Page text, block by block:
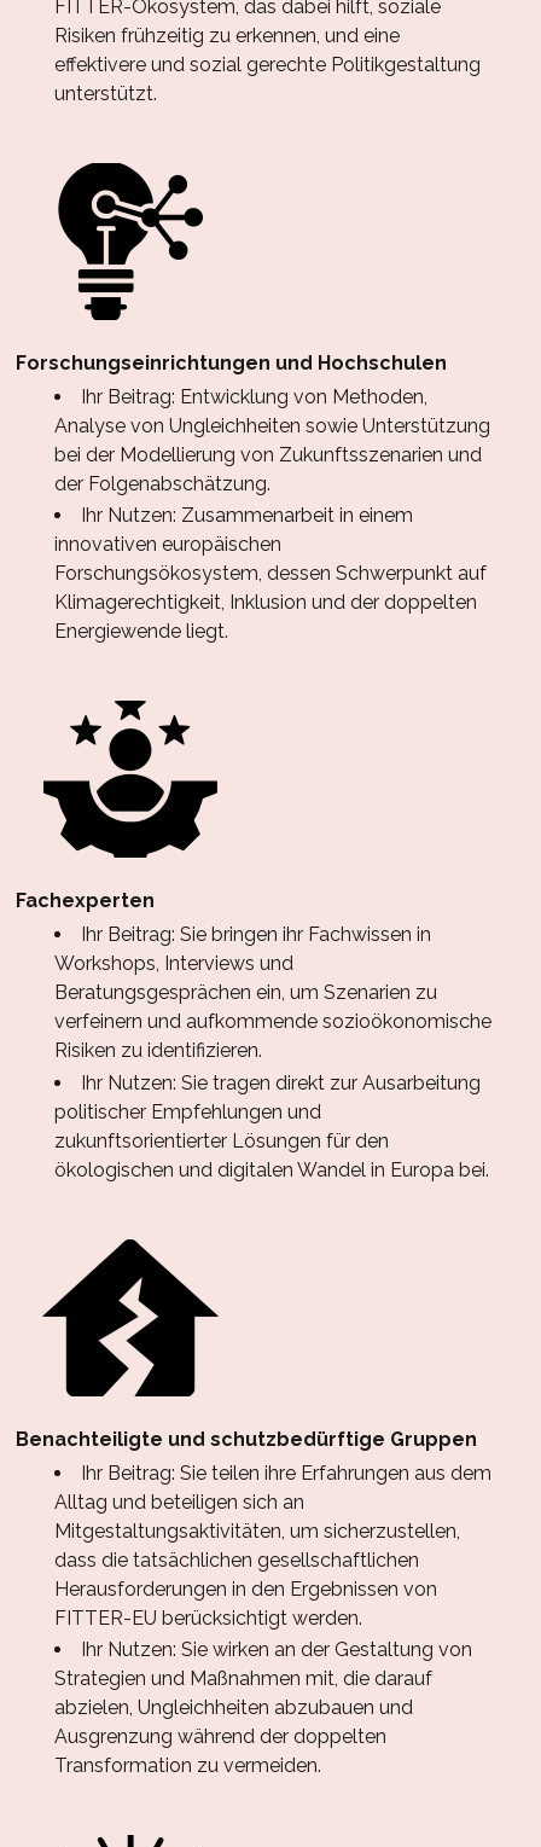
FITTER-Ökosystem, das dabei hilft, soziale
Risiken frühzeitig zu erkennen, und eine
effektivere und sozial gerechte Politikgestaltung
unterstützt.
Forschungseinrichtungen und Hochschulen
Ihr Beitrag: Entwicklung von Methoden,
Analyse von Ungleichheiten sowie Unterstützung
bei der Modellierung von Zukunftsszenarien und
der Folgenabschätzung.
Ihr Nutzen: Zusammenarbeit in einem
innovativen europäischen
Forschungsökosystem, dessen Schwerpunkt auf
Klimagerechtigkeit, Inklusion und der doppelten
Energiewende liegt.
Fachexperten
Ihr Beitrag: Sie bringen ihr Fachwissen in
Workshops, Interviews und
Beratungsgesprächen ein, um Szenarien zu
verfeinern und aufkommende sozioökonomische
Risiken zu identifizieren.
Ihr Nutzen: Sie tragen direkt zur Ausarbeitung
politischer Empfehlungen und
zukunftsorientierter Lösungen für den
ökologischen und digitalen Wandel in Europa bei.
Benachteiligte und schutzbedürftige Gruppen
Ihr Beitrag: Sie teilen ihre Erfahrungen aus dem
Alltag und beteiligen sich an
Mitgestaltungsaktivitäten, um sicherzustellen,
dass die tatsächlichen gesellschaftlichen
Herausforderungen in den Ergebnissen von
FITTER-EU berücksichtigt werden.
Ihr Nutzen: Sie wirken an der Gestaltung von
Strategien und Maßnahmen mit, die darauf
abzielen, Ungleichheiten abzubauen und
Ausgrenzung während der doppelten
Transformation zu vermeiden.